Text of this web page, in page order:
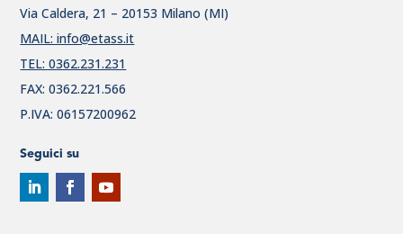
Via Caldera, 21 – 20153 Milano (MI)
MAIL: info@etass.it
TEL: 0362.231.231
FAX: 0362.221.566
P.IVA: 06157200962
Seguici su